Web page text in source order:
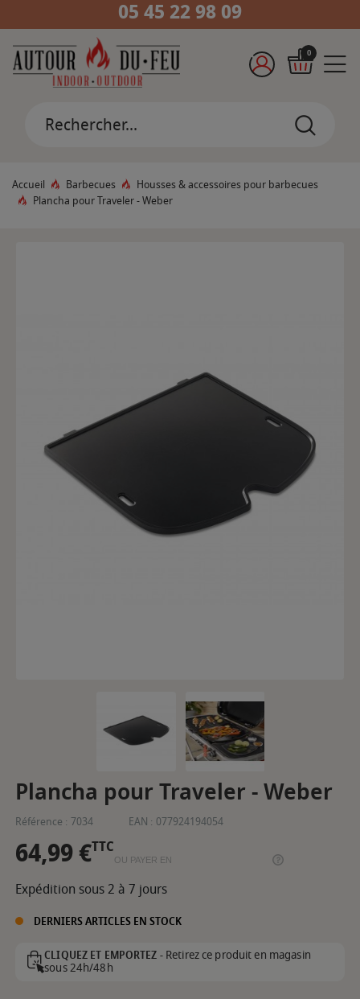
05 45 22 98 09
0
Accueil Barbecues
Housses & accessoires pour barbecues
Plancha pour Traveler - Weber
Plancha pour Traveler - Weber
Référence : 7034 EAN : 077924194054
64,99 €TTC
OU PAYER EN
Expédition sous 2 à 7 jours
DERNIERS ARTICLES EN STOCK
CLIQUEZ ET EMPORTEZ -Retirez ce produit en magasin
sous 24h/48h